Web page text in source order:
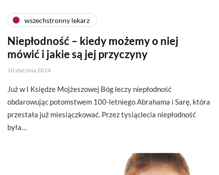
wszechstronny lekarz
Niepłodność – kiedy możemy o niej
mówić i jakie są jej przyczyny
10 stycznia 2014
Już w I Księdze Mojżeszowej Bóg leczy niepłodność
obdarowując potomstwem 100-letniego Abrahama i Sarę, która
przestała już miesiączkować. Przez tysiąclecia niepłodność
była…